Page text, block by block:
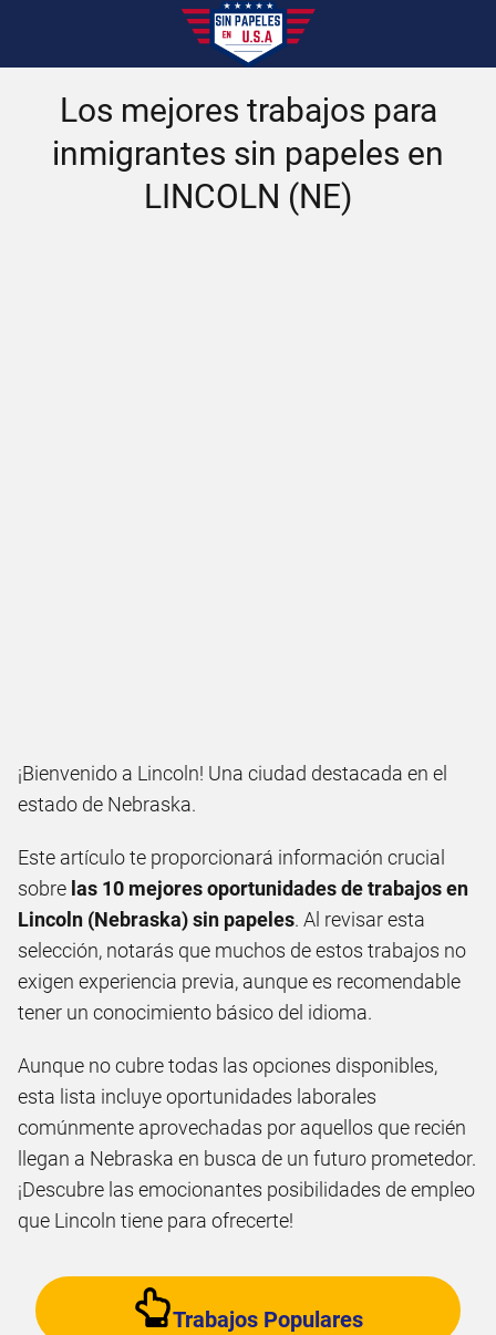
Los mejores trabajos para
inmigrantes sin papeles en
LINCOLN (NE)
¡Bienvenido a Lincoln! Una ciudad destacada en el
estado de Nebraska.
Este artículo te proporcionará información crucial
sobre las 10 mejores oportunidades de trabajos en
Lincoln (Nebraska) sin papeles. Al revisar esta
selección, notarás que muchos de estos trabajos no
exigen experiencia previa, aunque es recomendable
tener un conocimiento básico del idioma.
Aunque no cubre todas las opciones disponibles,
esta lista incluye oportunidades laborales
comúnmente aprovechadas por aquellos que recién
llegan a Nebraska en busca de un futuro prometedor.
¡Descubre las emocionantes posibilidades de empleo
que Lincoln tiene para ofrecerte!
Trabajos Populares